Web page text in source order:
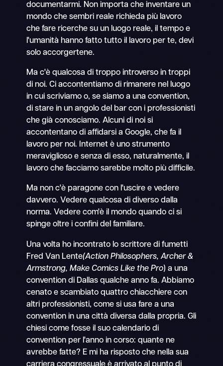
documentarmi. Non importa che inventare un
mondo che sembri reale richieda più lavoro
che fare ricerche su un luogo reale, il tempo e
l'umanità hanno fatto tutto il lavoro per te, devi
solo accorgertene.
Ma c'è qualcosa di troppo introverso in troppi
di noi. Ci accontentiamo di rimanere nel luogo
in cui scriviamo o, se siamo a una convention,
di stare in un angolo del bar con i professionisti
che già conosciamo. Alcuni di noi si
accontentano di affidarsi a Google, che fa il
lavoro per noi. Internet è uno strumento
meraviglioso e senza di esso, naturalmente, il
lavoro che facciamo sarebbe molto più difficile.
Ma non c'è paragone con l'uscire e vedere
davvero. Vedere qualcosa di diverso dalla
norma. Vedere com'è il mondo quando ci si
spinge oltre i confini del familiare.
Una volta ho incontrato lo scrittore di fumetti
Fred Van Lente(Action Philosophers, Archer &
Armstrong, Make Comics Like the Pro) a una
convention di Dallas qualche anno fa. Abbiamo
cenato e scambiato quattro chiacchiere con
altri professionisti, come si usa fare a una
convention in una città diversa dalla propria. Gli
chiesi come fosse il suo calendario di
convention per l'anno in corso: quante ne
avrebbe fatte? E mi ha risposto che nella sua
carriera congressuale è arrivato al punto di